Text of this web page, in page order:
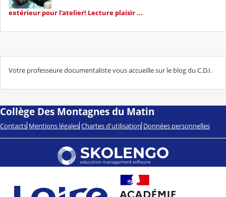
extérieur pour l'atelier! Lecture plaisir ...
Votre professeure documentaliste vous accueille sur le blog du C.D.I.
Collège Des Montagnes du Matin
Contacts Mentions légales Chartes d'utilisation Données personnelles